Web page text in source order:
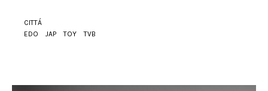
CITTÁ
EDO
JAP TOY TVB